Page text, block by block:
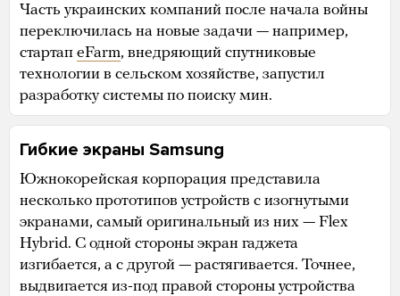
Часть украинских компаний после начала войны
переключилась на новые задачи — например,
стартап eFarm, внедряющий спутниковые
технологии в сельском хозяйстве, запустил
разработку системы по поиску мин.
Гибкие экраны Samsung
Южнокорейская корпорация представила
несколько прототипов устройств с изогнутыми
экранами, самый оригинальный из них — Flex
Hybrid. С одной стороны экран гаджета
изгибается, а с другой — растягивается. Точнее,
выдвигается из-под правой стороны устройства